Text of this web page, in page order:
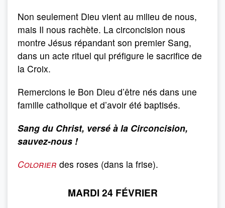
Non seulement Dieu vient au milieu de nous,
mais Il nous rachète. La circoncision nous
montre Jésus répandant son premier Sang,
dans un acte rituel qui préfigure le sacrifice de
la Croix.
Remercions le Bon Dieu d’être nés dans une
famille catholique et d’avoir été baptisés.
Sang du Christ, versé à la Circoncision,
sauvez-nous !
Colorier des roses (dans la frise).
MARDI 24 FÉVRIER